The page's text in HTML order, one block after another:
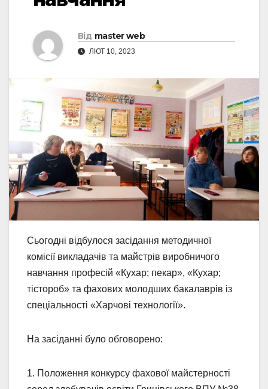
Від master web
ЛЮТ 10, 2023
Сьогодні відбулося засідання методичної
комісії викладачів та майстрів виробничого
навчання професій «Кухар; пекар», «Кухар;
тістороб» та фахових молодших бакалаврів із
спеціальності «Харчові технології».
На засіданні було обговорено:
1. Положення конкурсу фахової майстерності